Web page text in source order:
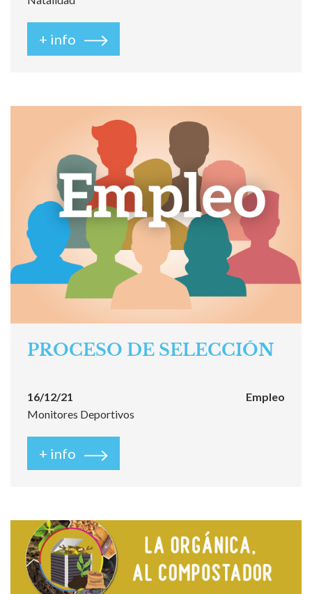
+ info
PROCESO DE SELECCIÓN
16/12/21
Empleo
Monitores Deportivos
+ info